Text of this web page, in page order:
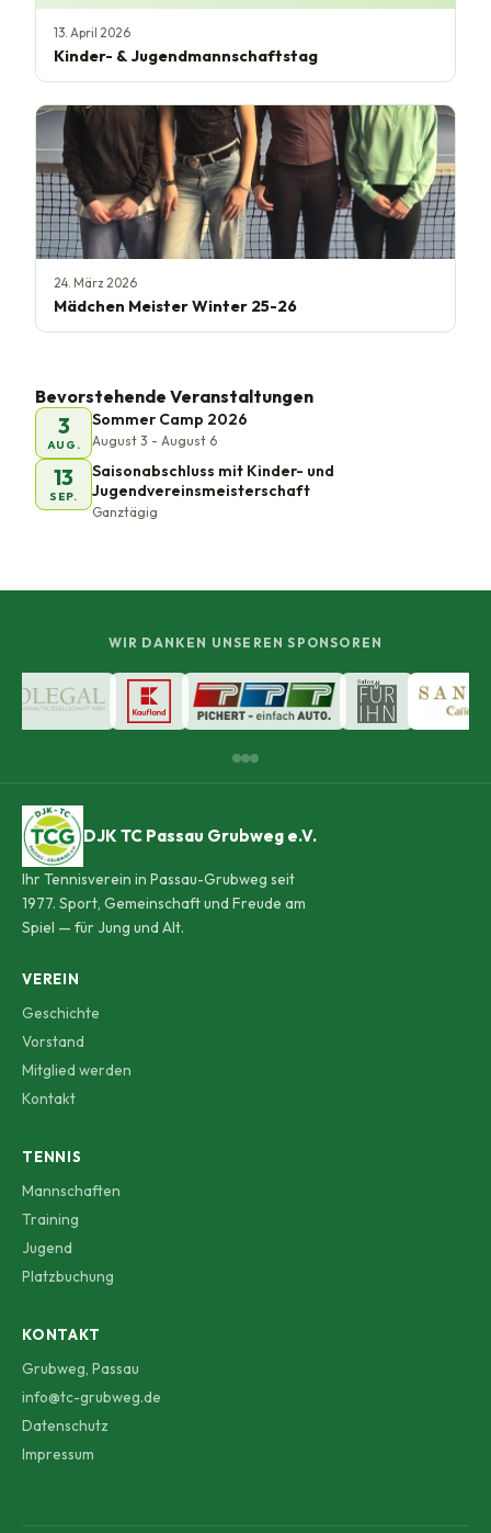
13. April 2026
Kinder- & Jugendmannschaftstag
24. März 2026
Mädchen Meister Winter 25-26
Bevorstehende Veranstaltungen
3
AUG.
Sommer Camp 2026
August 3 - August 6
13
SEP.
Saisonabschluss mit Kinder- und
Jugendvereinsmeisterschaft
Ganztägig
WIR DANKEN UNSEREN SPONSOREN
DJK TC Passau Grubweg e.V.
Ihr Tennisverein in Passau-Grubweg seit
1977. Sport, Gemeinschaft und Freude am
Spiel — für Jung und Alt.
VEREIN
Geschichte
Vorstand
Mitglied werden
Kontakt
TENNIS
Mannschaften
Training
Jugend
Platzbuchung
KONTAKT
Grubweg, Passau
info@tc-grubweg.de
Datenschutz
Impressum